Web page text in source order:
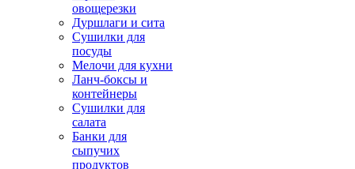
овощерезки
Дуршлаги и сита
Сушилки для
посуды
Мелочи для кухни
Ланч-боксы и
контейнеры
Сушилки для
салата
Банки для
сыпучих
продуктов